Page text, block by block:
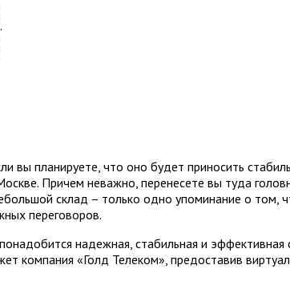
вы планируете, что оно будет приносить
Причем неважно, перенесете вы туда
склад – только одно упоминание о том,
переговоров.
надежная, стабильная и эффективная
компания «Голд Телеком», предоставив